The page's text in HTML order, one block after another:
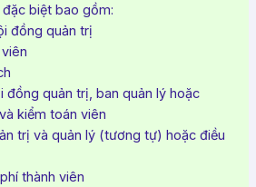
biệt bao gồm:
đồng quản trị
đồng quản trị, ban quản lý hoặc
kiểm toán viên
trị và quản lý (tương tự) hoặc điều
thành viên